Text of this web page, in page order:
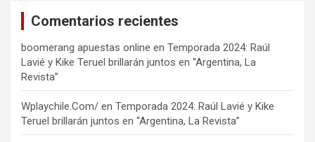
Comentarios recientes
boomerang apuestas online en Temporada 2024: Raúl
Lavié y Kike Teruel brillarán juntos en “Argentina, La
Revista”
Wplaychile.Com/ en Temporada 2024: Raúl Lavié y Kike
Teruel brillarán juntos en “Argentina, La Revista”